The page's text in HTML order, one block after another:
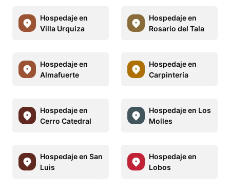
Hospedaje en
Villa Urquiza
Hospedaje en
Rosario del Tala
Hospedaje en
Almafuerte
Hospedaje en
Carpintería
Hospedaje en
Cerro Catedral
Hospedaje en Los
Molles
Hospedaje en San
Luis
Hospedaje en
Lobos